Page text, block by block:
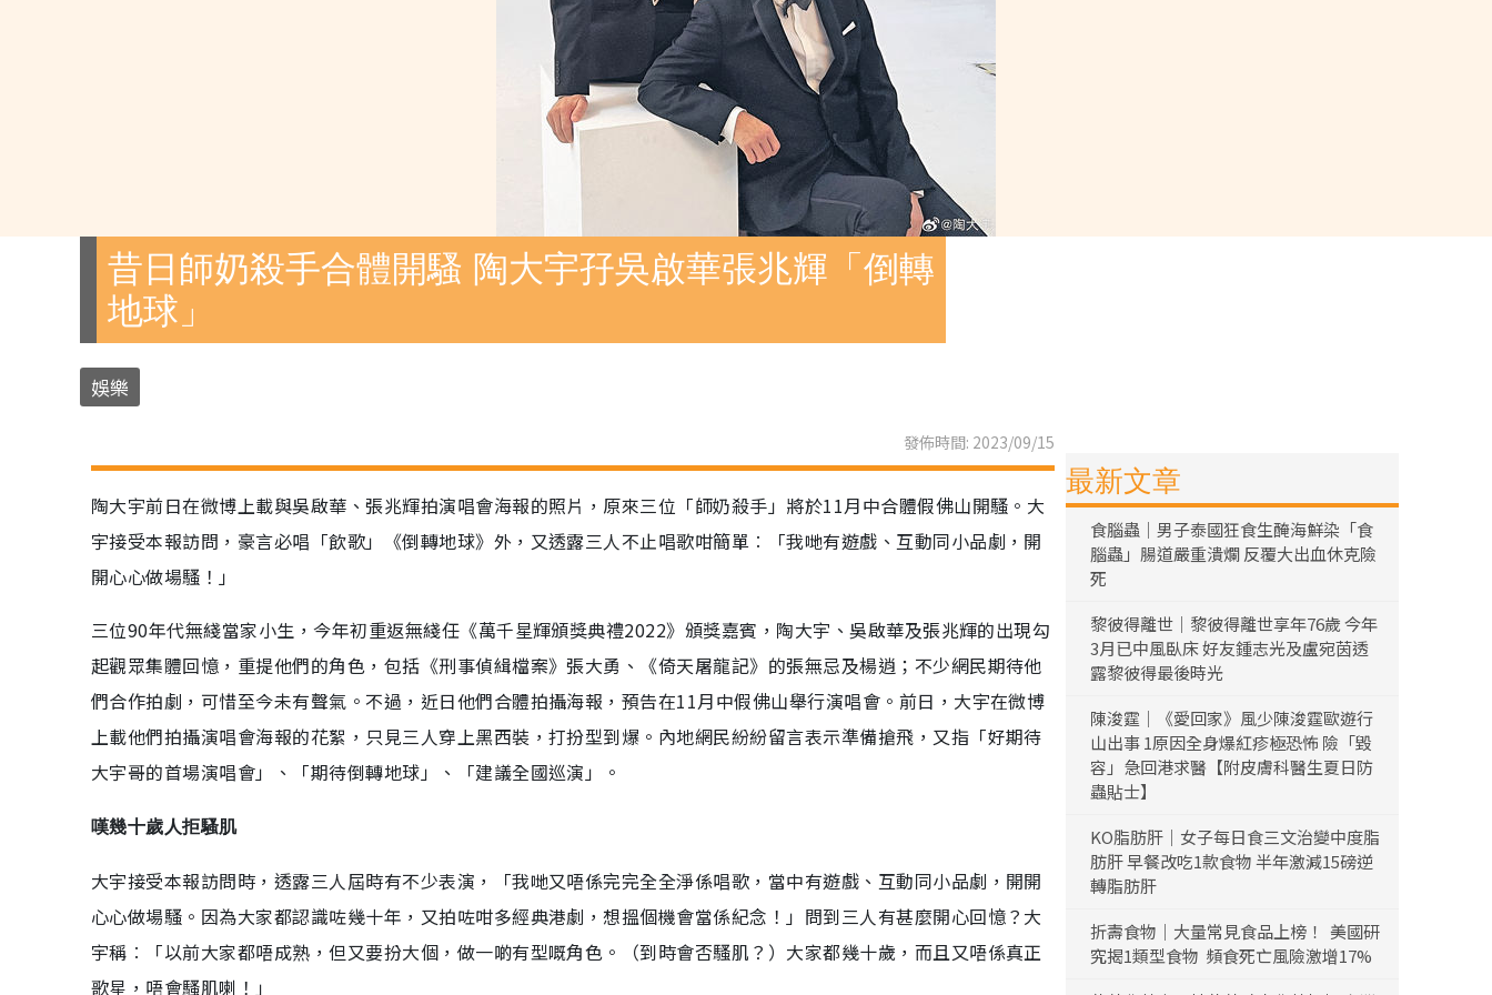
昔日師奶殺手合體開騷 陶大宇孖吳啟華張兆輝「倒轉
地球」
娛樂
發佈時間: 2023/09/15
陶大宇前日在微博上載與吳啟華、張兆輝拍演唱會海報的照片，原來三位「師奶殺手」將於11月中合體假佛山開騷。大
宇接受本報訪問，豪言必唱「飲歌」《倒轉地球》外，又透露三人不止唱歌咁簡單︰「我哋有遊戲、互動同小品劇，開
開心心做場騷！」
三位90年代無綫當家小生，今年初重返無綫任《萬千星輝頒獎典禮2022》頒獎嘉賓，陶大宇、吳啟華及張兆輝的出現勾
起觀眾集體回憶，重提他們的角色，包括《刑事偵緝檔案》張大勇、《倚天屠龍記》的張無忌及楊逍；不少網民期待他
們合作拍劇，可惜至今未有聲氣。不過，近日他們合體拍攝海報，預告在11月中假佛山舉行演唱會。前日，大宇在微博
上載他們拍攝演唱會海報的花絮，只見三人穿上黑西裝，打扮型到爆。內地網民紛紛留言表示準備搶飛，又指「好期待
大宇哥的首場演唱會」、「期待倒轉地球」、「建議全國巡演」。
嘆幾十歲人拒騷肌
大宇接受本報訪問時，透露三人屆時有不少表演，「我哋又唔係完完全全淨係唱歌，當中有遊戲、互動同小品劇，開開
心心做場騷。因為大家都認識咗幾十年，又拍咗咁多經典港劇，想搵個機會當係紀念！」問到三人有甚麼開心回憶？大
宇稱︰「以前大家都唔成熟，但又要扮大個，做一啲有型嘅角色。（到時會否騷肌？）大家都幾十歲，而且又唔係真正
歌星，唔會騷肌喇！」
最新文章
食腦蟲｜男子泰國狂食生醃海鮮染「食
腦蟲」腸道嚴重潰爛 反覆大出血休克險
死
黎彼得離世｜黎彼得離世享年76歲 今年
3月已中風臥床 好友鍾志光及盧宛茵透
露黎彼得最後時光
陳浚霆｜《愛回家》風少陳浚霆歐遊行
山出事 1原因全身爆紅疹極恐怖 險「毀
容」急回港求醫【附皮膚科醫生夏日防
蟲貼士】
KO脂肪肝｜女子每日食三文治變中度脂
肪肝 早餐改吃1款食物 半年激減15磅逆
轉脂肪肝
折壽食物｜大量常見食品上榜！ 美國研
究揭1類型食物 頻食死亡風險激增17%